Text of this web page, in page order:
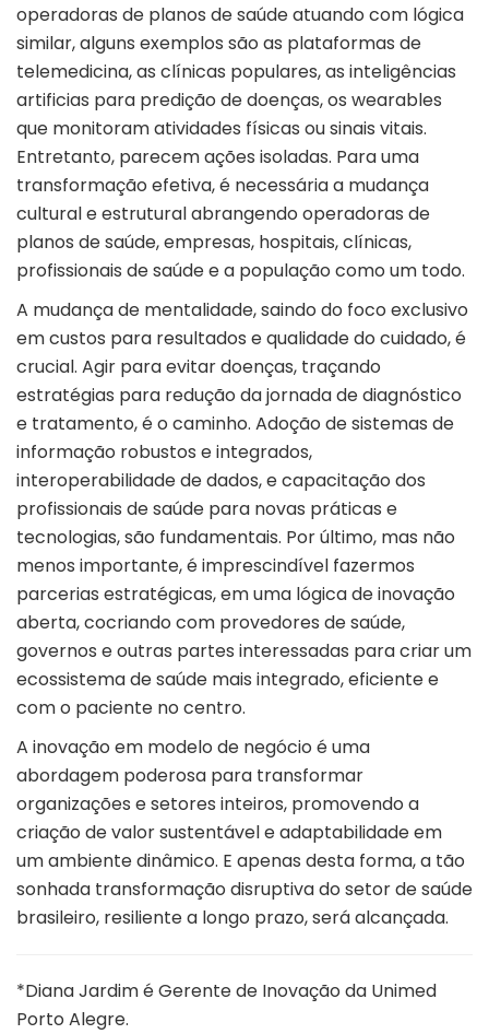
operadoras de planos de saúde atuando com lógica
similar, alguns exemplos são as plataformas de
telemedicina, as clínicas populares, as inteligências
artificias para predição de doenças, os wearables
que monitoram atividades físicas ou sinais vitais.
Entretanto, parecem ações isoladas. Para uma
transformação efetiva, é necessária a mudança
cultural e estrutural abrangendo operadoras de
planos de saúde, empresas, hospitais, clínicas,
profissionais de saúde e a população como um todo.
A mudança de mentalidade, saindo do foco exclusivo
em custos para resultados e qualidade do cuidado, é
crucial. Agir para evitar doenças, traçando
estratégias para redução da jornada de diagnóstico
e tratamento, é o caminho. Adoção de sistemas de
informação robustos e integrados,
interoperabilidade de dados, e capacitação dos
profissionais de saúde para novas práticas e
tecnologias, são fundamentais. Por último, mas não
menos importante, é imprescindível fazermos
parcerias estratégicas, em uma lógica de inovação
aberta, cocriando com provedores de saúde,
governos e outras partes interessadas para criar um
ecossistema de saúde mais integrado, eficiente e
com o paciente no centro.
A inovação em modelo de negócio é uma
abordagem poderosa para transformar
organizações e setores inteiros, promovendo a
criação de valor sustentável e adaptabilidade em
um ambiente dinâmico. E apenas desta forma, a tão
sonhada transformação disruptiva do setor de saúde
brasileiro, resiliente a longo prazo, será alcançada.
*Diana Jardim é Gerente de Inovação da Unimed
Porto Alegre.